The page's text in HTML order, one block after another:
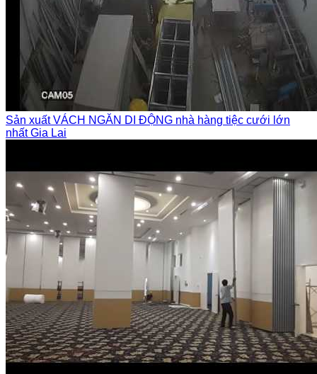
Sản xuất VÁCH NGĂN DI ĐỘNG nhà hàng tiệc cưới lớn
nhất Gia Lai